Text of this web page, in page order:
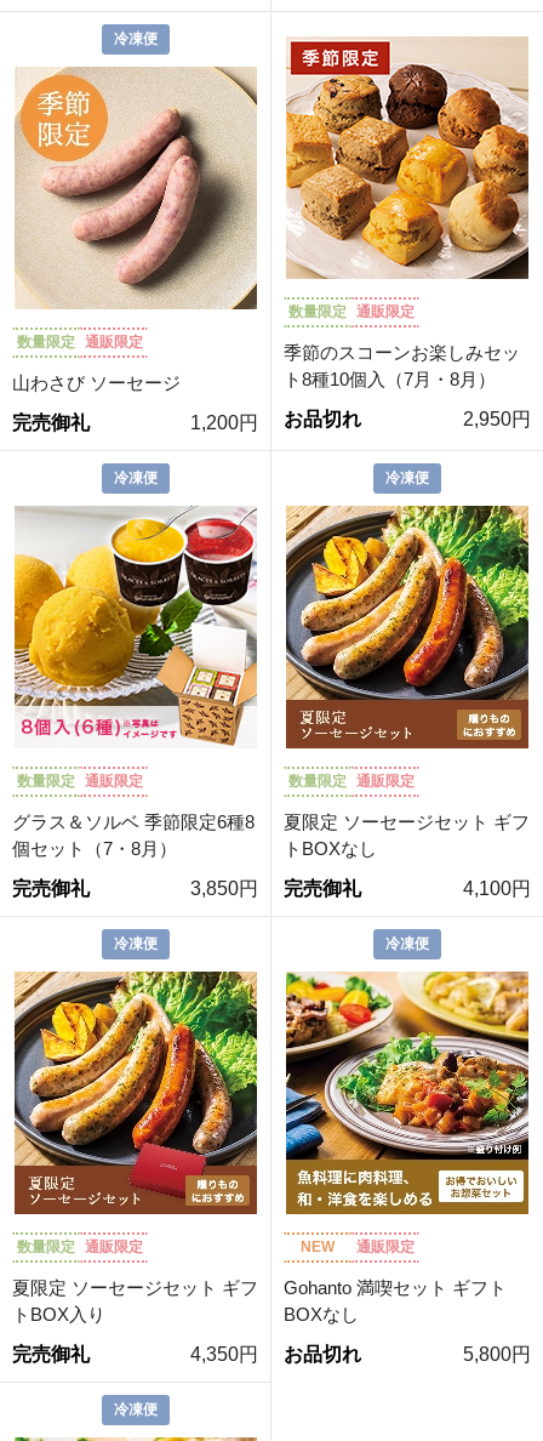
冷凍便
数量限定 通販限定
山わさび ソーセージ
完売御礼
1,200円
数量限定 通販限定
季節のスコーンお楽しみセッ
ト8種10個入（7月・8月）
お品切れ
2,950円
冷凍便
数量限定 通販限定
グラス＆ソルベ 季節限定6種8
個セット（7・8月）
完売御礼
3,850円
冷凍便
数量限定 通販限定
夏限定 ソーセージセット ギフ
トBOXなし
完売御礼
4,100円
冷凍便
数量限定 通販限定
夏限定 ソーセージセット ギフ
トBOX入り
完売御礼
4,350円
冷凍便
NEW 通販限定
Gohanto 満喫セット ギフト
BOXなし
お品切れ
5,800円
冷凍便